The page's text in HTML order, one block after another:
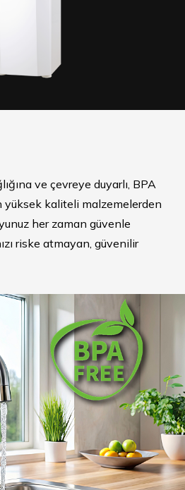
ve çevreye duyarlı, BPA
yüksek kaliteli malzemelerden
her zaman güvenle
riske atmayan, güvenilir